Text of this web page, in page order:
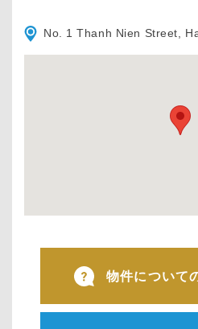
No. 1 Thanh Nien Street,
物件について